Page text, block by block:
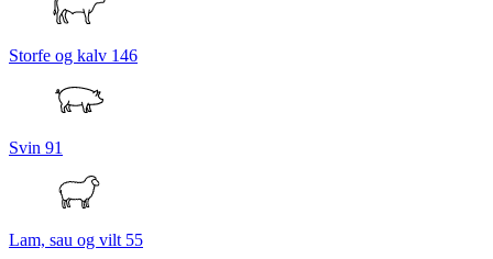
Storfe og kalv 146
Svin 91
Lam, sau og vilt 55